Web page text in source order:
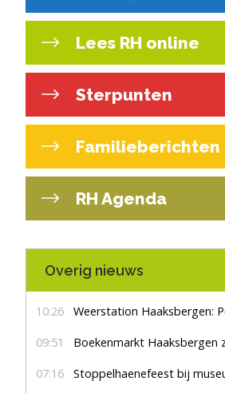
Lees RH online
Sterpunten
Familieberichten
RH Agenda
Overig nieuws
10:26 Weerstation Haaksbergen:
09:51 Boekenmarkt Haaksbergen zaterdag 8
07:16 Stoppelhaenefeest bij